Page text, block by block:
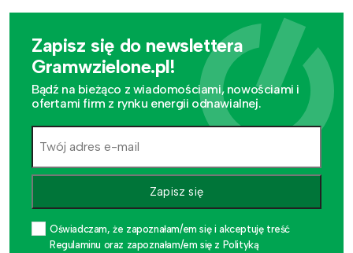
Zapisz się do newslettera
Gramwzielone.pl!
Bądź na bieżąco z wiadomościami, nowościami i
ofertami firm z rynku energii odnawialnej.
Zapisz się
Oświadczam, że zapoznałam/em się i akceptuję treść
Regulaminu oraz zapoznałam/em się z Polityką